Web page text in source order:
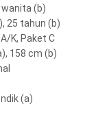
wanita (b)
25 tahun (b)
K, Paket C
158 cm (b)
(a)